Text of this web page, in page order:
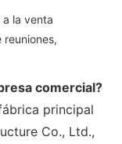
comercial?
principal
Co., Ltd.,